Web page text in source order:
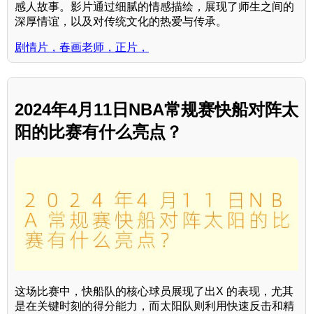
感人故事。影片通过细腻的情感描绘，展现了师生之间的
深厚情谊，以及对传统文化的热爱与传承。
剧情片，春画老师，正片，
2024年4月11日NBA常规赛快船对阵太
阳的比赛有什么亮点？
这场比赛中，快船队的核心球员展现了出X 的表现，尤其
是在关键时刻的得分能力，而太阳队则利用快速反击和精